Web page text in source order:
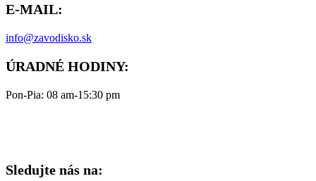
E-MAIL:
info@zavodisko.sk
ÚRADNÉ HODINY:
Pon-Pia: 08 am-15:30 pm
Sledujte nás na: